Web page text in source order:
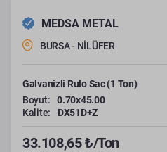
MEDSA METAL
BURSA - NİLÜFER
Galvanizli Rulo Sac (1 Ton)
Boyut:
0.70x45.00
Kalite:
DX51D+Z
33.108,65 ₺/Ton